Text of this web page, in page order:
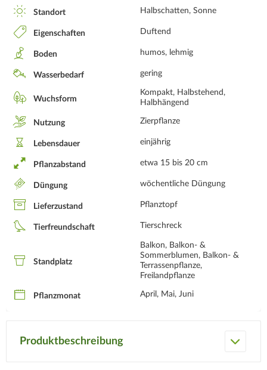
Standort Halbschatten, Sonne
Eigenschaften Duftend
Boden humos, lehmig
Wasserbedarf gering
Wuchsform
Kompakt, Halbstehend,
Halbhängend
Nutzung Zierpflanze
Lebensdauer einjährig
Pflanzabstand etwa 15 bis 20 cm
Düngung wöchentliche Düngung
Lieferzustand Pflanztopf
Tierfreundschaft Tierschreck
Standplatz
Balkon, Balkon- &
Sommerblumen, Balkon- &
Terrassenpflanze,
Freilandpflanze
Pflanzmonat April, Mai, Juni
Produktbeschreibung